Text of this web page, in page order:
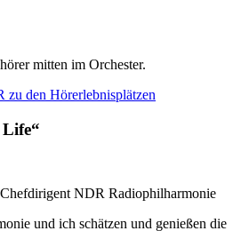
mitten im Orchester.
zu den Hörerlebnisplätzen
NDR Radiophilharmonie
und ich schätzen und genießen die